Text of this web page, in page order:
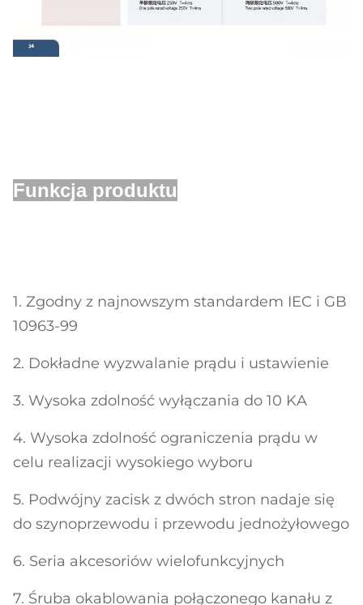
Funkcja produktu
1. Zgodny z najnowszym standardem IEC i GB
10963-99
2. Dokładne wyzwalanie prądu i ustawienie
3. Wysoka zdolność wyłączania do 10 KA
4. Wysoka zdolność ograniczenia prądu w
celu realizacji wysokiego wyboru
5. Podwójny zacisk z dwóch stron nadaje się
do szynoprzewodu i przewodu jednożyłowego
6. Seria akcesoriów wielofunkcyjnych
7. Śruba okablowania połączonego kanału z